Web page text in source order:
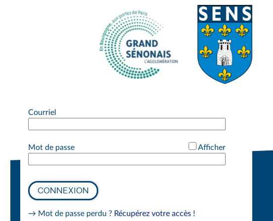
Consulter le site institutionel du grand-Sénonais>
Consulter le site
Courriel
Mot de passe Afficher
CONNEXION
→ Mot de passe perdu ? Récupérez votre accès !